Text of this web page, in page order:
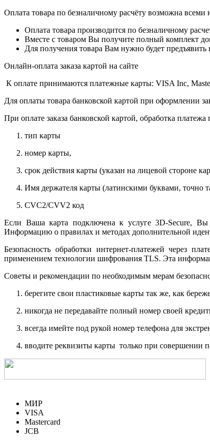
Оплата товара по безналичному расчёту возможна
Оплата товара производится по безналичному
Вместе с товаром Вы получите полный комплект
Для получения товара Вам нужно будет
Онлайн-оплата заказа картой на сайте
К оплате принимаются платежные карты: VISA Inc,
Для оплаты товара банковской картой при оформлении
При оплате заказа банковской картой, обработка
тип карты
номер карты,
срок действия карты (указан на лицевой стороне
Имя держателя карты (латинскими буквами, точно
CVC2/CVV2 код
Если Ваша карта подключена к услуге 3D-Secure, Вы
Информацию о правилах и методах дополнительной
Безопасность обработки интернет-платежей через
применением технологии шифрования TLS. Эта
Советы и рекомендации по необходимым мерам
берегите свои пластиковые карты так же, как
никогда не передавайте полный номер своей
всегда имейте под рукой номер телефона для
вводите реквизиты карты только при совершении
МИР
VISA
Mastercard
JCB